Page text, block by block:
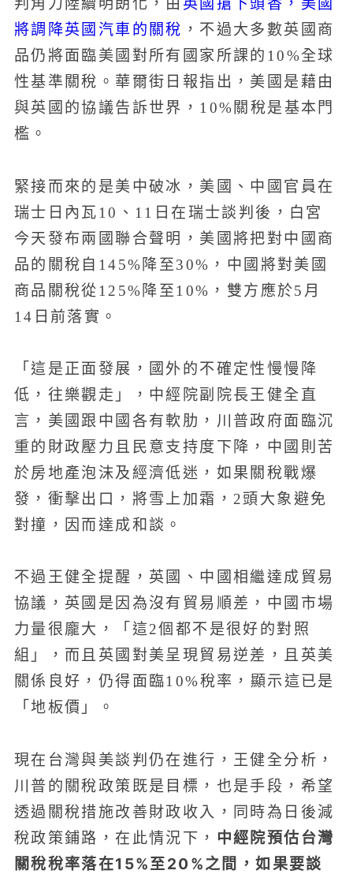
判角力陸續明朗化，由
將調降英國汽車的關稅 ，不過大多數英國商
品仍將面臨美國對所有國家所課的10%全球
性基準關稅。華爾街日報指出，美國是藉由
與英國的協議告訴世界，10%關稅是基本門
檻。
緊接而來的是美中破冰，美國、中國官員在
瑞士日內瓦10、11日在瑞士談判後，白宮
今天發布兩國聯合聲明，美國將把對中國商
品的關稅自145%降至30%，中國將對美國
商品關稅從125%降至10%，雙方應於5月
14日前落實。
「這是正面發展，國外的不確定性慢慢降
低，往樂觀走」，中經院副院長王健全直
言，美國跟中國各有軟肋，川普政府面臨沉
重的財政壓力且民意支持度下降，中國則苦
於房地產泡沫及經濟低迷，如果關稅戰爆
發，衝擊出口，將雪上加霜，2頭大象避免
對撞，因而達成和談。
不過王健全提醒，英國、中國相繼達成貿易
協議，英國是因為沒有貿易順差，中國市場
力量很龐大，「這2個都不是很好的對照
組」，而且英國對美呈現貿易逆差，且英美
關係良好，仍得面臨10%稅率，顯示這已是
「地板價」。
現在台灣與美談判仍在進行，王健全分析，
川普的關稅政策既是目標，也是手段，希望
透過關稅措施改善財政收入，同時為日後減
稅政策鋪路，在此情況下， 中經院預估台灣
關稅稅率落在15%至20%之間，如果要談